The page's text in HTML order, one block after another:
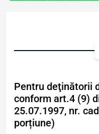
Pentru deţinătorii
conform art.4 (9)
25.07.1997, nr.
porțiune)